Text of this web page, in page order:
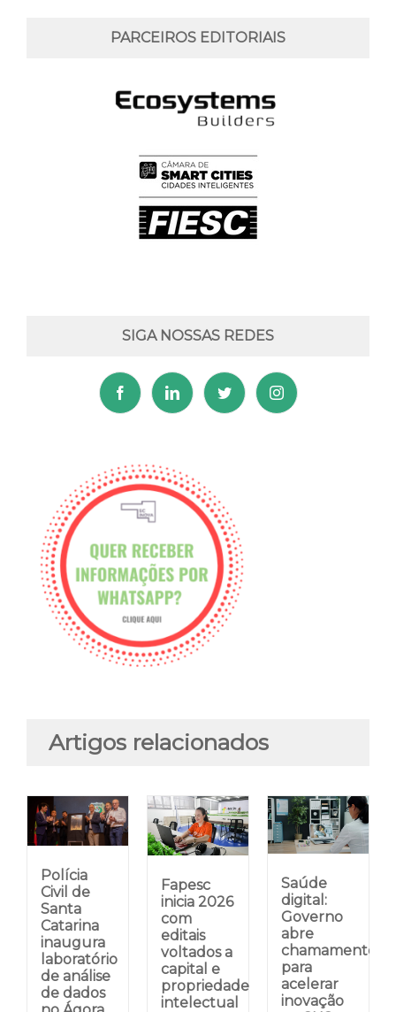
PARCEIROS EDITORIAIS
SIGA NOSSAS REDES
Artigos relacionados
Polícia
Civil de
Santa
Catarina
inaugura
laboratório
de análise
de dados
Fapesc
inicia 2026
com
editais
voltados a
capital e
propriedade
intelectual
Saúde
digital:
Governo
abre
chamamento
para
acelerar
inovação